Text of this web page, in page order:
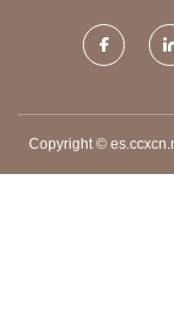
Copyright ©